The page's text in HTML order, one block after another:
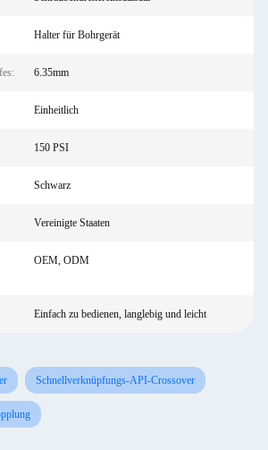
Halter für Bohrgerät
6.35mm
Einheitlich
150 PSI
Schwarz
Vereinigte Staaten
OEM, ODM
Einfach zu bedienen, langlebig und leicht
Schnellverknüpfungs-API-Crossover